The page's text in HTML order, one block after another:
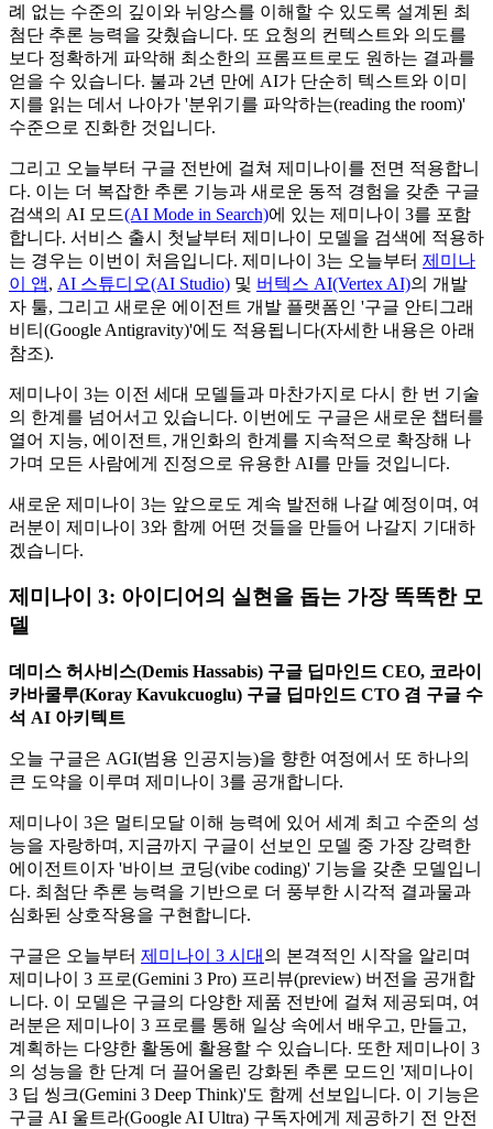
례 없는 수준의 깊이와 뉘앙스를 이해할 수 있도록 설계된 최
첨단 추론 능력을 갖췄습니다. 또 요청의 컨텍스트와 의도를
보다 정확하게 파악해 최소한의 프롬프트로도 원하는 결과를
얻을 수 있습니다. 불과 2년 만에 AI가 단순히 텍스트와 이미
지를 읽는 데서 나아가 '분위기를 파악하는(reading the room)'
수준으로 진화한 것입니다.
그리고 오늘부터 구글 전반에 걸쳐 제미나이를 전면 적용합니
다. 이는 더 복잡한 추론 기능과 새로운 동적 경험을 갖춘 구글
검색의 AI 모드(AI Mode in Search)에 있는 제미나이 3를 포함
합니다. 서비스 출시 첫날부터 제미나이 모델을 검색에 적용하
는 경우는 이번이 처음입니다. 제미나이 3는 오늘부터 제미나
이 앱, AI 스튜디오(AI Studio) 및 버텍스 AI(Vertex AI)의 개발
자 툴, 그리고 새로운 에이전트 개발 플랫폼인 '구글 안티그래
비티(Google Antigravity)'에도 적용됩니다(자세한 내용은 아래
참조).
제미나이 3는 이전 세대 모델들과 마찬가지로 다시 한 번 기술
의 한계를 넘어서고 있습니다. 이번에도 구글은 새로운 챕터를
열어 지능, 에이전트, 개인화의 한계를 지속적으로 확장해 나
가며 모든 사람에게 진정으로 유용한 AI를 만들 것입니다.
새로운 제미나이 3는 앞으로도 계속 발전해 나갈 예정이며, 여
러분이 제미나이 3와 함께 어떤 것들을 만들어 나갈지 기대하
겠습니다.
제미나이 3: 아이디어의 실현을 돕는 가장 똑똑한 모
델
데미스 허사비스(Demis Hassabis) 구글 딥마인드 CEO, 코라이
카바쿨루(Koray Kavukcuoglu) 구글 딥마인드 CTO 겸 구글 수
석 AI 아키텍트
오늘 구글은 AGI(범용 인공지능)을 향한 여정에서 또 하나의
큰 도약을 이루며 제미나이 3를 공개합니다.
제미나이 3은 멀티모달 이해 능력에 있어 세계 최고 수준의 성
능을 자랑하며, 지금까지 구글이 선보인 모델 중 가장 강력한
에이전트이자 '바이브 코딩(vibe coding)' 기능을 갖춘 모델입니
다. 최첨단 추론 능력을 기반으로 더 풍부한 시각적 결과물과
심화된 상호작용을 구현합니다.
구글은 오늘부터 제미나이 3 시대 의 본격적인 시작을 알리며
제미나이 3 프로(Gemini 3 Pro) 프리뷰(preview) 버전을 공개합
니다. 이 모델은 구글의 다양한 제품 전반에 걸쳐 제공되며, 여
러분은 제미나이 3 프로를 통해 일상 속에서 배우고, 만들고,
계획하는 다양한 활동에 활용할 수 있습니다. 또한 제미나이 3
의 성능을 한 단계 더 끌어올린 강화된 추론 모드인 '제미나이
3 딥 씽크(Gemini 3 Deep Think)'도 함께 선보입니다. 이 기능은
구글 AI 울트라(Google AI Ultra) 구독자에게 제공하기 전 안전